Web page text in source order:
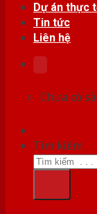
Dự án thực
Tin tức
Liên hệ
Chưa có
Tìm kiếm: